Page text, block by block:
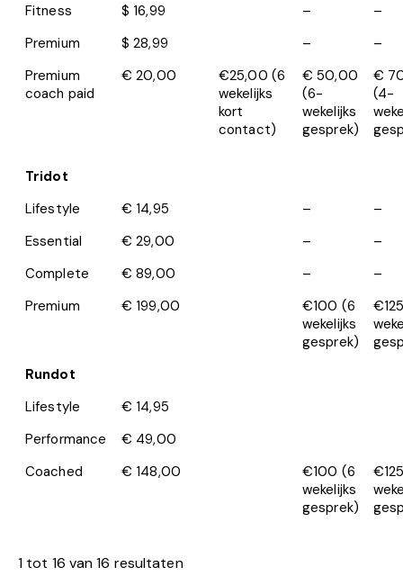
Fitness
$ 16,99 –
–
Premium
$ 28,99 –
–
Premium
coach paid
€ 20,00
€25,00 (6
wekelijks
kort
contact)
€ 50,00
(6-
wekelijks
gesprek)
€
(4-
Tridot
Lifestyle
€ 14,95 –
–
Essential
€ 29,00 –
–
Complete
€ 89,00 –
–
Premium
€ 199,00
€100 (6
wekelijks
gesprek)
Rundot
Lifestyle
€ 14,95
Performance
€ 49,00
Coached
€ 148,00
€100 (6
wekelijks
gesprek)
1 tot 16 van 16 resultaten